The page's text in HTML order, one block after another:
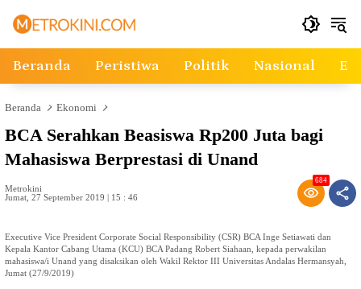
Beranda Peristiwa Politik Nasional
Beranda Ekonomi
BCA Serahkan Beasiswa Rp200 Juta bagi
Mahasiswa Berprestasi di Unand
Metrokini
Jumat, 27 September 2019 | 15 : 46
684
Executive Vice President Corporate Social Responsibility (CSR) BCA Inge Setiawati dan
Kepala Kantor Cabang Utama (KCU) BCA Padang Robert Siahaan, kepada perwakilan
mahasiswa/i Unand yang disaksikan oleh Wakil Rektor III Universitas Andalas Hermansyah,
Jumat (27/9/2019)